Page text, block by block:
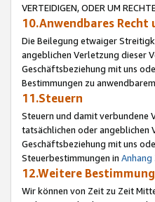
VERTEIDIGEN, ODER UM
10.Anwendbares
Die Beilegung etwaiger
angeblichen Verletzung dieser
Geschäftsbeziehung mit uns
Bestimmungen zu
11.Steuern
Steuern und damit verbundene
tatsächlichen oder angeblichen
Geschäftsbeziehung mit uns
Steuerbestimmungen in Anhang
12.Weitere
Wir können von Zeit zu Zeit